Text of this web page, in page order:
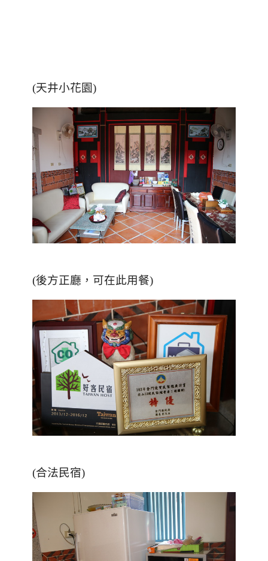
(天井小花園)
(後方正廳，可在此用餐)
(合法民宿)